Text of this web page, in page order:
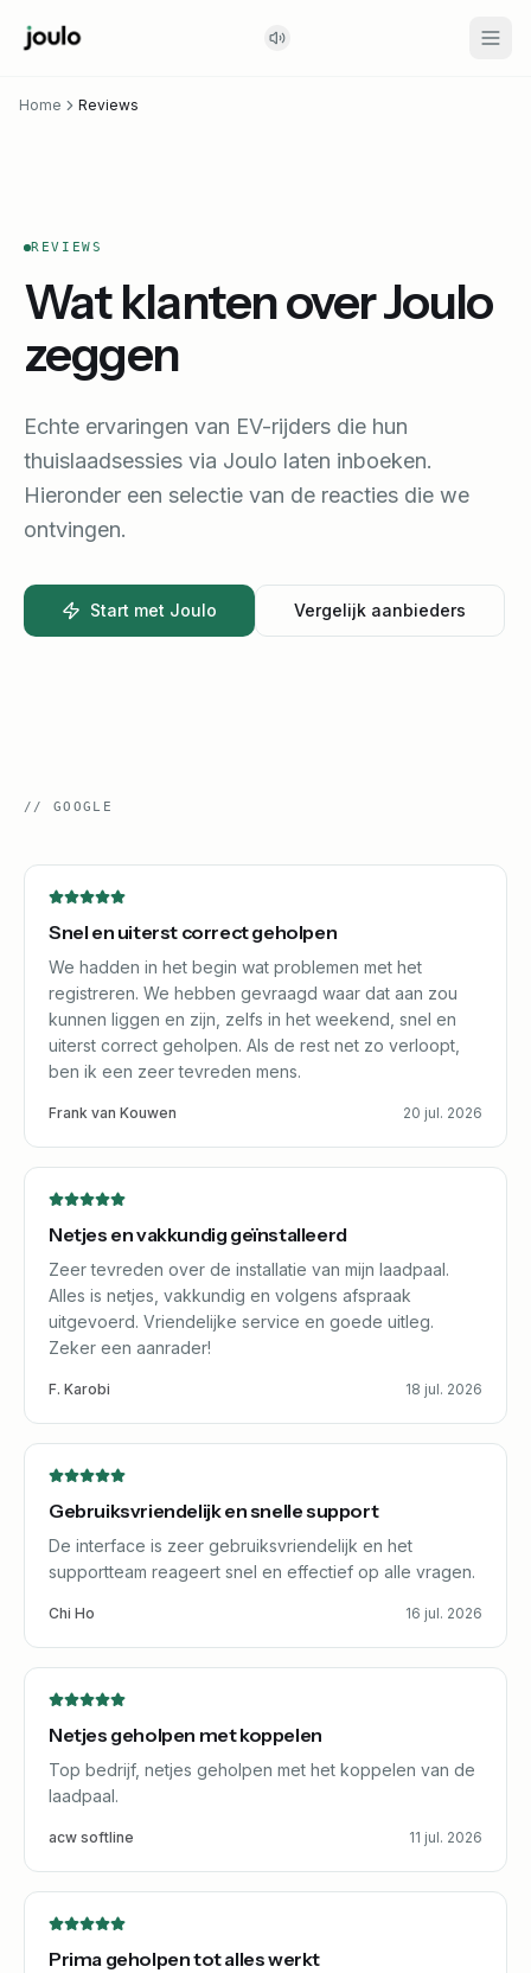
Home Reviews
REVIEWS
Wat klanten over Joulo
zeggen
Echte ervaringen van EV-rijders die hun
thuislaadsessies via Joulo laten inboeken.
Hieronder een selectie van de reacties die we
ontvingen.
Start met Joulo Vergelijk aanbieders
// GOOGLE
Snel en uiterst correct geholpen
We hadden in het begin wat problemen met het
registreren. We hebben gevraagd waar dat aan zou
kunnen liggen en zijn, zelfs in het weekend, snel en
uiterst correct geholpen. Als de rest net zo verloopt,
ben ik een zeer tevreden mens.
Frank van Kouwen 20 jul. 2026
Netjes en vakkundig geïnstalleerd
Zeer tevreden over de installatie van mijn laadpaal.
Alles is netjes, vakkundig en volgens afspraak
uitgevoerd. Vriendelijke service en goede uitleg.
Zeker een aanrader!
F. Karobi 18 jul. 2026
Gebruiksvriendelijk en snelle support
De interface is zeer gebruiksvriendelijk en het
supportteam reageert snel en effectief op alle vragen.
Chi Ho 16 jul. 2026
Netjes geholpen met koppelen
Top bedrijf, netjes geholpen met het koppelen van de
laadpaal.
acw softline 11 jul. 2026
Prima geholpen tot alles werkt